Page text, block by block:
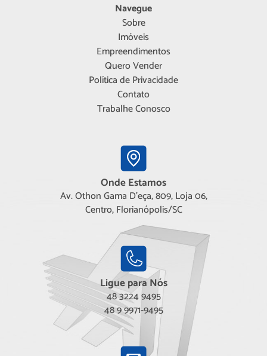
Navegue
Sobre
Imóveis
Empreendimentos
Quero Vender
Política de Privacidade
Contato
Trabalhe Conosco
Onde Estamos
Av. Othon Gama D'eça, 809, Loja 06,
Centro, Florianópolis/SC
Ligue para Nós
48 3224 9495
48 9 9971-9495